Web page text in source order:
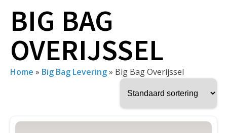
BIG BAG
OVERIJSSEL
Home » Big Bag Levering» Big Bag Overijssel
Dit